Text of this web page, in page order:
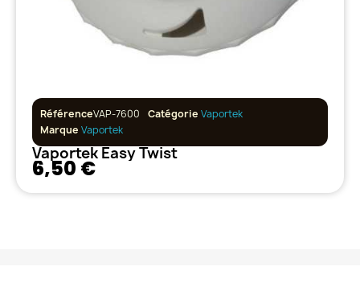
RéférenceVAP-7600 Catégorie Vaportek
Marque Vaportek
Vaportek Easy Twist
6,50 €